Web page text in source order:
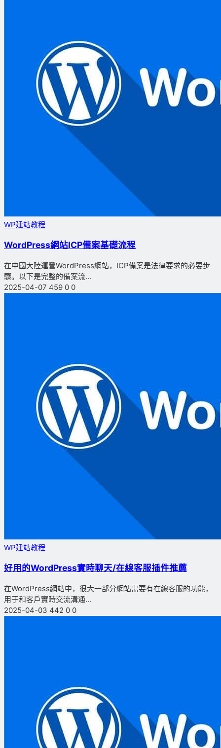
WP建站教程
WordPress網站ICP備案基礎流程
在中國大陸運營WordPress網站，ICP備案是法律要求的必要步
驟。以下是完整的備案流...
2025-04-07 459 0 0
WP建站教程
好用的WordPress實時聊天/在線客服插件推薦
在WordPress網站中，很大一部分網站需要有在線客服的功能，
用于和客戶實時交流溝通...
2025-04-03 442 0 0